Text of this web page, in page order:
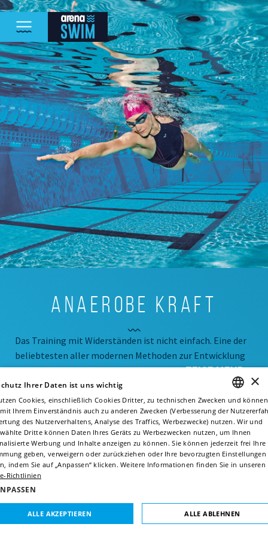
Anaerobe Kraft
Das Training mit Widerständen ist nicht einfach. Eine der
beliebtesten aller modernen Methoden zur Entwicklung
und Verbesserung der Muskelkaft ist das ...ZEIGE MEHR
Ziel:
AUSDAUER
Niveau:
30MIN
ENGLISH
FRENCH
×
Ihrer Daten ist uns wichtig
Cookies, einschließlich Cookies Dritter, zu technischen Zwecken und können
Ihrem Einverständnis auch zu anderen Zwecken (Verbesserung der
des Nutzerverhaltens, Analyse des Traffics, Werbezwecke) nutzen. Wir und
Dritte können Daten Ihres Geräts zu Werbezwecken nutzen, um Ihnen
Werbung und Inhalte anzeigen zu können. Sie können jederzeit frei Ihre
geben, verweigern oder zurückziehen oder Ihre bevorzugten Einstellungen
indem Sie auf „Anpassen“ klicken. Weitere Informationen finden Sie in unseren
Richtlinien
ALLE AKZEPTIEREN ALLE ABLEHNEN